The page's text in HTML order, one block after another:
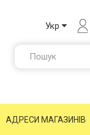
Укр
АДРЕСИ МАГАЗИНІВ